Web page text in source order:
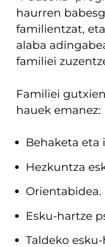
haurren
familientzat,
alaba
familiei
Familiei
hauek emanez:
Behaketa eta
Hezkuntza
Orientabidea.
Esku-hartze
Taldeko